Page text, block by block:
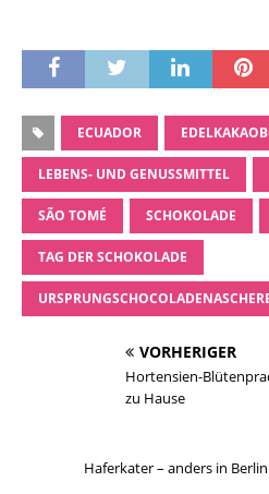
ECUADOR
LEBENS- UND GENUSSMITTEL
SÃO TOMÉ SCHOKOLADE
TAG DER SCHOKOLADE
VORHERIGER
Hortensien-
zu Hause
Haferkater – anders in